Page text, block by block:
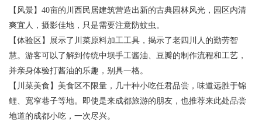
【风景】40亩的川西民居建筑营造出新的古典园林风光，园区内清
爽宜人，摄影佳地，只是需要注意防蚊虫。
【体验区】展示了川菜原料加工工具，揭示了老四川人的勤劳智
慧。游客可以了解到传统中坝手工酱油、豆瓣的制作流程和工艺，
并亲身体验打酱油的乐趣，别具一格。
【川菜美食】美食区不限量，几十种小吃任君品尝，味道远胜于锦
鲤、宽窄巷子等地。即使是来成都旅游的朋友，也推荐来此处品尝
地道的成都小吃，一次尽兴。